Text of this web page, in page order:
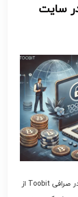
سایت
اگر به هر دلیلی دسترسی به حساب خود را در صرافی Toobit از